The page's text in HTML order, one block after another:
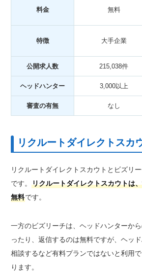
料金 無料
特徴 大手企業
公開求人数 215,038件
ヘッドハンター 3,000以上
審査の有無 なし
リクルートダイレクトスカ
リクルートダイレクトスカウトとビズリ
です。リクルートダイレクトスカウトは
無料です。
一方のビズリーチは、ヘッドハンターか
ったり、返信するのは無料ですが、ヘッ
相談するなど有料プランではないと利用
ります。